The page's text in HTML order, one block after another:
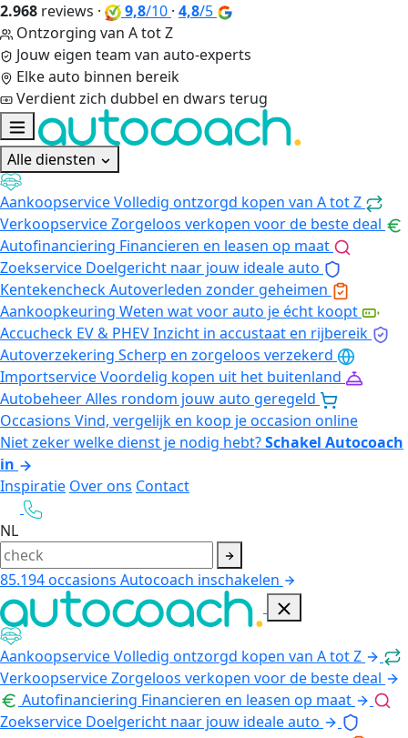
2.968 reviews · 9,8/10 · 4,8/5
Ontzorging van A tot Z
Jouw eigen team van auto-experts
Elke auto binnen bereik
Verdient zich dubbel en dwars terug
Alle diensten
AankoopserviceVolledig ontzorgd kopen van A tot Z
VerkoopserviceZorgeloos verkopen voor de beste deal
Autofinanciering Financieren en leasen op maat
Zoekservice Doelgericht naar jouw ideale auto
KentekencheckAutoverleden zonder geheimen
Aankoopkeuring Weten wat voor auto je écht koopt
Accucheck EV & PHEVInzicht in accustaat en rijbereik
Autoverzekering Scherp en zorgeloos verzekerd
ImportserviceVoordelig kopen uit het buitenland
AutobeheerAlles rondom jouw auto geregeld
Occasions Vind, vergelijk en koop je occasion online
Niet zeker welke dienst je nodig hebt?Schakel Autocoach
in
Inspiratie Over ons Contact
NL
85.194occasions Autocoach inschakelen
AankoopserviceVolledig ontzorgd kopen van A tot Z
VerkoopserviceZorgeloos verkopen voor de beste deal
Autofinanciering Financieren en leasen op maat
Zoekservice Doelgericht naar jouw ideale auto